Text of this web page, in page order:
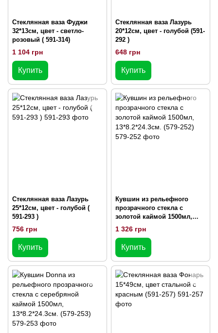
Стеклянная ваза Фуджи
32*13см, цвет - светло-
розовый ( 591-314)
1 104 грн
Купить
Стеклянная ваза Лазурь
20*12см, цвет - голубой (591-
292 )
648 грн
Купить
Стеклянная ваза Лазурь
25*12см, цвет - голубой (
591-293 )
756 грн
Купить
Кувшин из рельефного
прозрачного стекла с
золотой каймой 1500мл,
13*8.2*24.3см. (579-252)
1 326 грн
Купить